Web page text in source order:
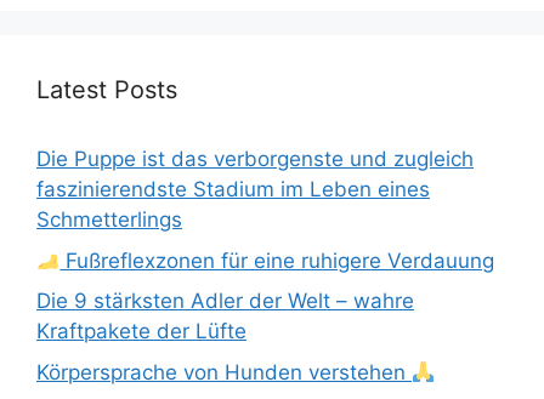
Latest Posts
Die Puppe ist das verborgenste und zugleich
faszinierendste Stadium im Leben eines
Schmetterlings
Fußreflexzonen für eine ruhigere Verdauung
Die 9 stärksten Adler der Welt – wahre
Kraftpakete der Lüfte
Körpersprache von Hunden verstehen